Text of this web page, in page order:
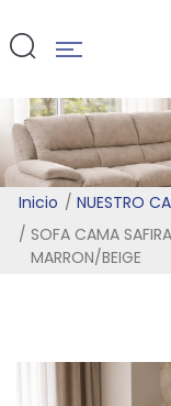
Inicio
NUESTRO
SOFA CAMA
MARRON/BEIGE